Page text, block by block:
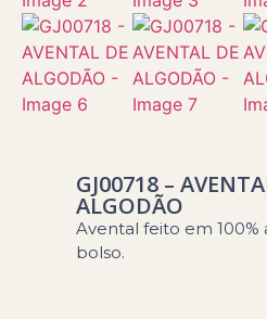
GJ00718 –
ALGODÃO
Avental feito em 100%
bolso.